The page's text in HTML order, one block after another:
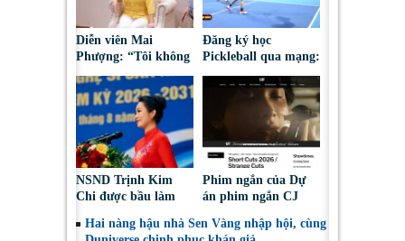
Diễn viên Mai
Phượng: “Tôi không
bao giờ hối hận về
những gì mình đã
chọn”
Đăng ký học
Pickleball qua mạng:
Nguy cơ bị chiếm
đoạt tài sản
NSND Trịnh Kim
Chi được bầu làm
Nghệ sĩ Sân khấu
Phim ngắn của Dự
án phim ngắn CJ
tại LHP quốc tế
Hai nàng hậu nhà Sen Vàng nhập hội, cùng